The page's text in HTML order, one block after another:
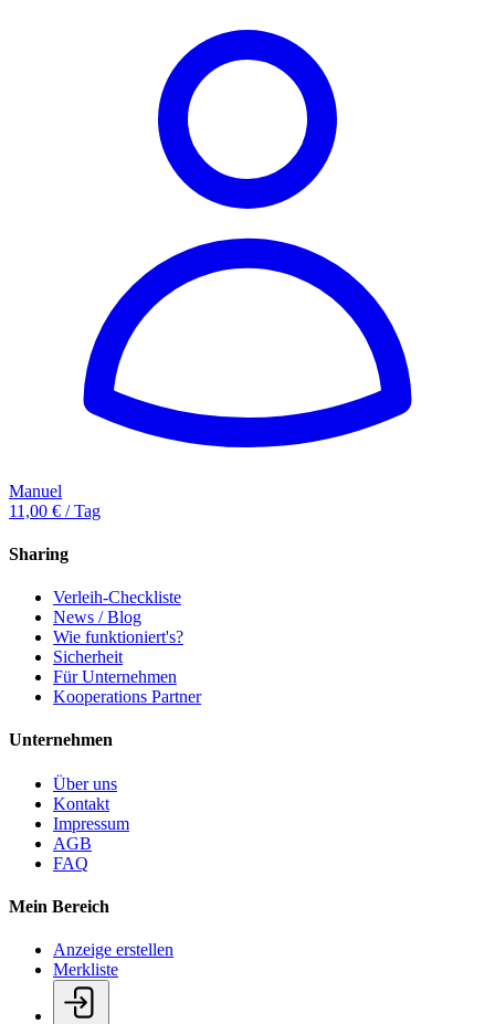
Manuel
11,00 € / Tag
Sharing
Verleih-Checkliste
News / Blog
Wie funktioniert's?
Sicherheit
Für Unternehmen
Kooperations Partner
Unternehmen
Über uns
Kontakt
Impressum
AGB
FAQ
Mein Bereich
Anzeige erstellen
Merkliste